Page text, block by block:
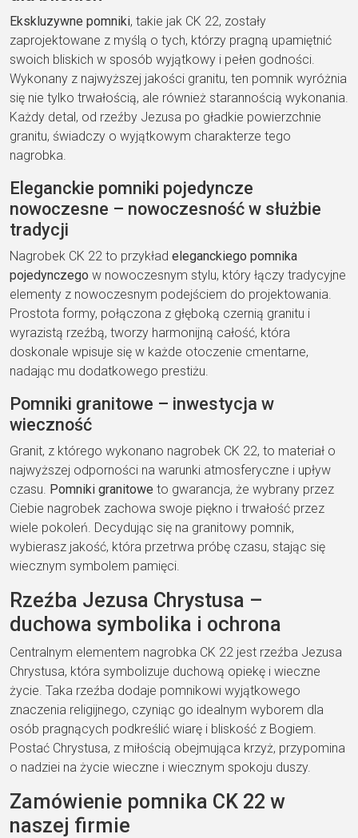
Ekskluzywne pomniki, takie jak CK 22, zostały
zaprojektowane z myślą o tych, którzy pragną upamiętnić
swoich bliskich w sposób wyjątkowy i pełen godności.
Wykonany z najwyższej jakości granitu, ten pomnik wyróżnia
się nie tylko trwałością, ale również starannością wykonania.
Każdy detal, od rzeźby Jezusa po gładkie powierzchnie
granitu, świadczy o wyjątkowym charakterze tego
nagrobka.
Eleganckie pomniki pojedyncze
nowoczesne – nowoczesność w służbie
tradycji
Nagrobek CK 22 to przykład eleganckiego pomnika
pojedynczego w nowoczesnym stylu, który łączy tradycyjne
elementy z nowoczesnym podejściem do projektowania.
Prostota formy, połączona z głęboką czernią granitu i
wyrazistą rzeźbą, tworzy harmonijną całość, która
doskonale wpisuje się w każde otoczenie cmentarne,
nadając mu dodatkowego prestiżu.
Pomniki granitowe – inwestycja w
wieczność
Granit, z którego wykonano nagrobek CK 22, to materiał o
najwyższej odporności na warunki atmosferyczne i upływ
czasu. Pomniki granitowe to gwarancja, że wybrany przez
Ciebie nagrobek zachowa swoje piękno i trwałość przez
wiele pokoleń. Decydując się na granitowy pomnik,
wybierasz jakość, która przetrwa próbę czasu, stając się
wiecznym symbolem pamięci.
Rzeźba Jezusa Chrystusa –
duchowa symbolika i ochrona
Centralnym elementem nagrobka CK 22 jest rzeźba Jezusa
Chrystusa, która symbolizuje duchową opiekę i wieczne
życie. Taka rzeźba dodaje pomnikowi wyjątkowego
znaczenia religijnego, czyniąc go idealnym wyborem dla
osób pragnących podkreślić wiarę i bliskość z Bogiem.
Postać Chrystusa, z miłością obejmująca krzyż, przypomina
o nadziei na życie wieczne i wiecznym spokoju duszy.
Zamówienie pomnika CK 22 w
naszej firmie